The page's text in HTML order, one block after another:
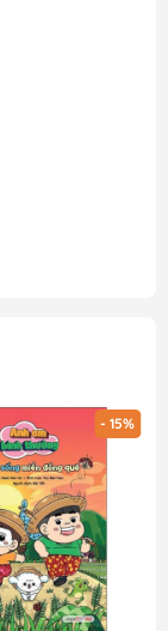
- 15%